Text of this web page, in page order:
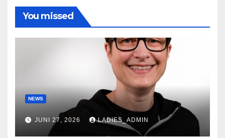
You missed
NEWS
JUNI 27, 2026 LADIES_ADMIN